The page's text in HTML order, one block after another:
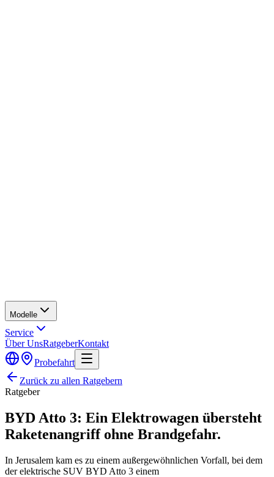
Modelle
Service
Über UnsRatgeberKontakt
Probefahrt
Zurück zu allen Ratgebern
Ratgeber
BYD Atto 3: Ein Elektrowagen übersteht
Raketenangriff ohne Brandgefahr.
In Jerusalem kam es zu einem außergewöhnlichen Vorfall, bei dem
der elektrische SUV BYD Atto 3 einem